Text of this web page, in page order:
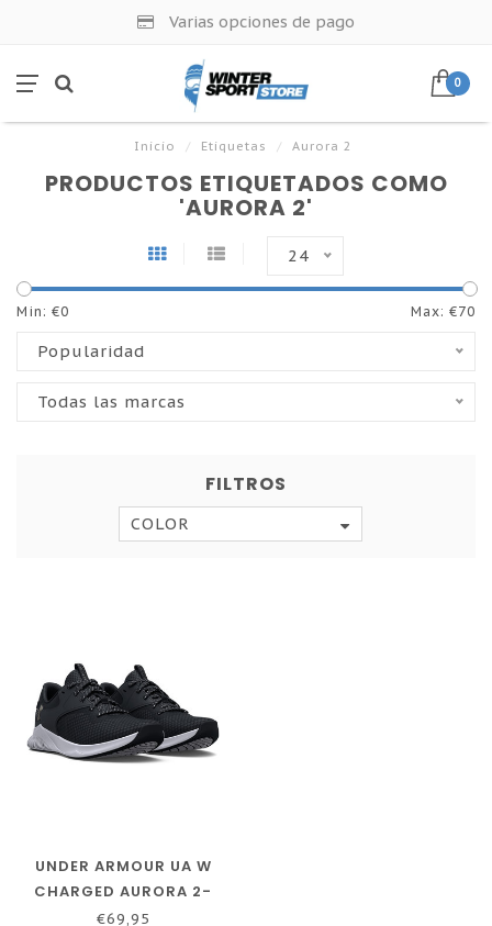
Varias opciones de pago
0
Inicio / Etiquetas / Aurora 2
PRODUCTOS ETIQUETADOS COMO
'AURORA 2'
24
Min: €0 Max: €70
Popularidad
Todas las marcas
FILTROS
COLOR
UNDER ARMOUR UA W
CHARGED AURORA 2-
NEGRO / NEGRO /
€69,95